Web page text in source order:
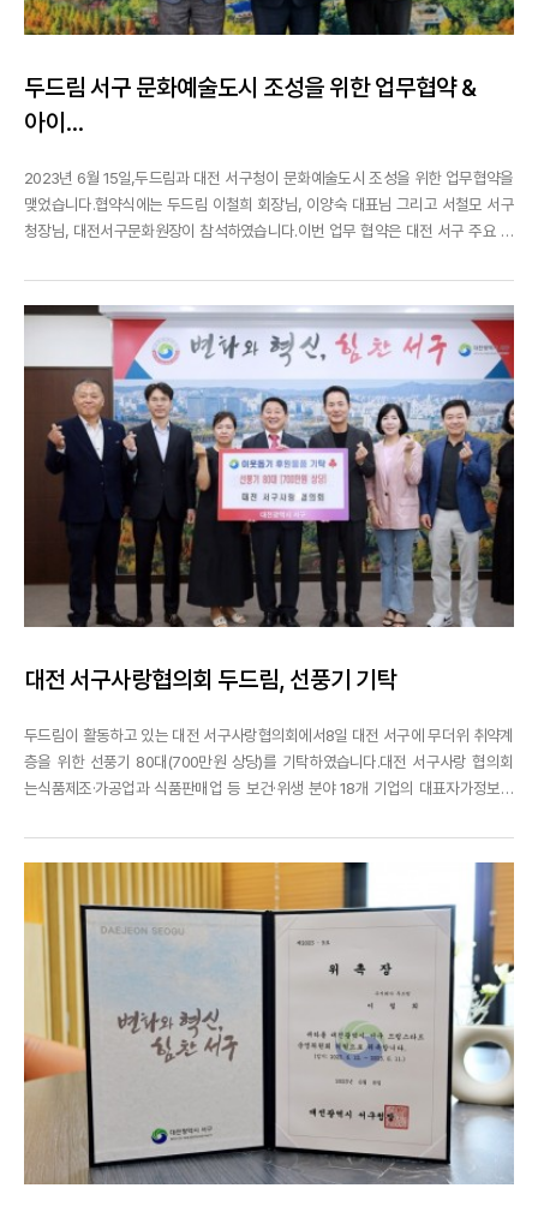
두드림 서구 문화예술도시 조성을 위한 업무협약 &
아이...
2023년 6월 15일,두드림과 대전 서구청이 문화예술도시 조성을 위한 업무협약을
맺었습니다.협약식에는 두드림 이철희 회장님, 이양숙 대표님 그리고 서철모 서구
청장님, 대전서구문화원장이 참석하였습니다.이번 업무 협약은 대전 서구 주요 상
역 상권가를 활성을 목적으로 진행되었습니다.이번 업무협약에서 두드림 이철희
회장은"지역사회를 위해 봉사활동 및 사회공헌...
대전 서구사랑협의회 두드림, 선풍기 기탁
두드림이 활동하고 있는 대전 서구사랑협의회에서8일 대전 서구에 무더위 취약계
층을 위한 선풍기 80대(700만원 상당)를 기탁하였습니다.대전 서구사랑 협의회
는식품제조·가공업과 식품판매업 등 보건·위생 분야 18개 기업의 대표자가정보교
활동 등 다양한 봉사를 실천하고 있는데요,이번에 대전 서구사랑 협의회에서기탁
드린 선풍기는 사회복지공동모금회 지정 기탁을...